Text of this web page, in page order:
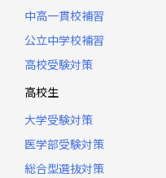
中高一貫校補習
公立中学校補習
高校受験対策
高校生
大学受験対策
医学部受験対策
総合型選抜対策